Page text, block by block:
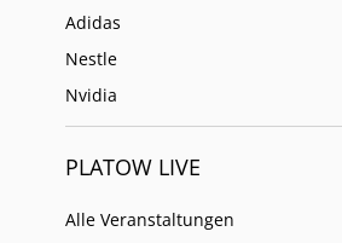
Adidas
Nestle
Nvidia
PLATOW LIVE
Alle Veranstaltungen